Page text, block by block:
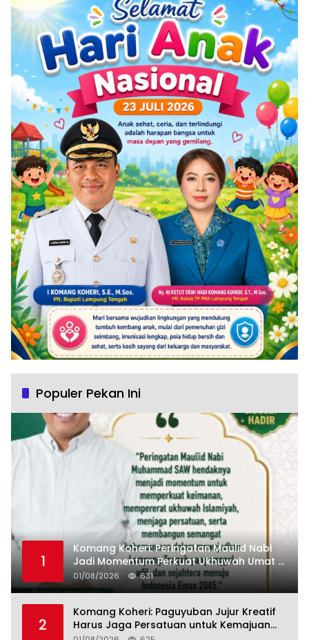
Populer Pekan Ini
1
Komang Koheri: Peringatan Maulid Nabi
Jadi Momentum Perkuat Ukhuwah Umat di
Lampung Tengah
01/08/2026 631
2
Komang Koheri: Paguyuban Jujur Kreatif
Harus Jaga Persatuan untuk Kemajuan